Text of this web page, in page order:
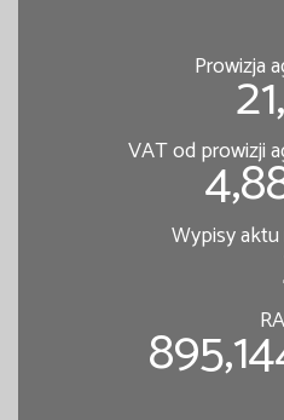
Prowizja
VAT od prowizji
Wypisy